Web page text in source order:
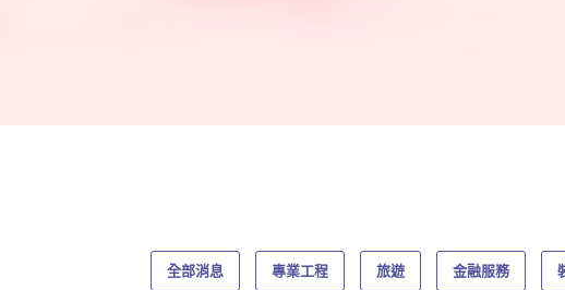
全部消息 專業工程 旅遊 金融服務